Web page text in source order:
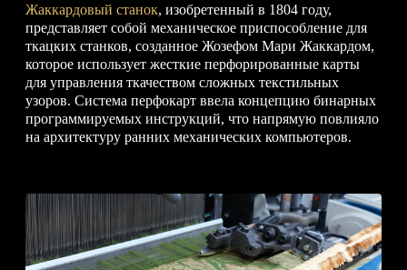
Жаккардовый станок, изобретенный в 1804 году,
представляет собой механическое приспособление для
ткацких станков, созданное Жозефом Мари Жаккардом,
которое использует жесткие перфорированные карты
для управления ткачеством сложных текстильных
узоров. Система перфокарт ввела концепцию бинарных
программируемых инструкций, что напрямую повлияло
на архитектуру ранних механических компьютеров.